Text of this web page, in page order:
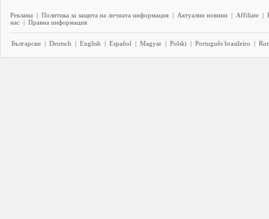
Реклама | Политика за защита на личната информация | Актуални новини | Affiliate |
нас | Правна информация
Български | Deutsch | English | Español | Magyar | Polski | Português brasileiro |